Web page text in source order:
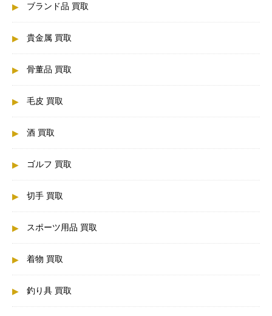
ブランド品 買取
貴金属 買取
骨董品 買取
毛皮 買取
酒 買取
ゴルフ 買取
切手 買取
スポーツ用品 買取
着物 買取
釣り具 買取